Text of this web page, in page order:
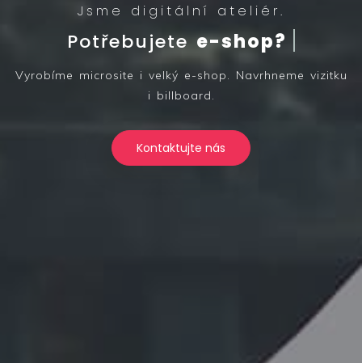
Jsme digitální ateliér.
Potřebujete e-shop?
Vyrobíme microsite i velký e-shop. Navrhneme vizitku
i billboard.
Kontaktujte nás